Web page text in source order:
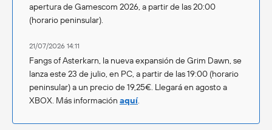
apertura de Gamescom 2026, a partir de las 20:00
(horario peninsular).
21/07/2026 14:11
Fangs of Asterkarn, la nueva expansión de Grim Dawn, se
lanza este 23 de julio, en PC, a partir de las 19:00 (horario
peninsular) a un precio de 19,25€. Llegará en agosto a
XBOX. Más información aquí.